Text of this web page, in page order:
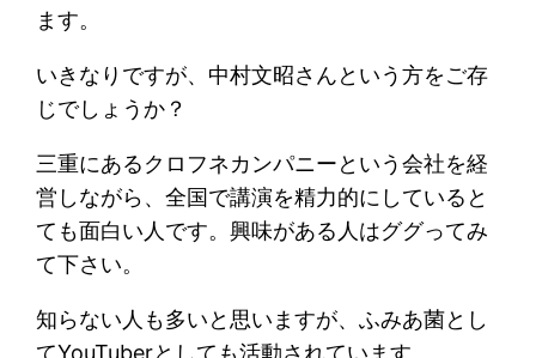
ます。
いきなりですが、中村文昭さんという方をご存
じでしょうか？
三重にあるクロフネカンパニーという会社を経
営しながら、全国で講演を精力的にしていると
ても面白い人です。興味がある人はググってみ
て下さい。
知らない人も多いと思いますが、ふみあ菌とし
てYouTuberとしても活動されています。